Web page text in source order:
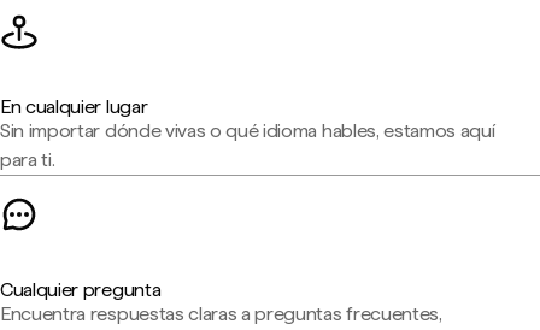
En cualquier lugar
Sin importar dónde vivas o qué idioma hables, estamos aquí
para ti.
Cualquier pregunta
Encuentra respuestas claras a preguntas frecuentes,